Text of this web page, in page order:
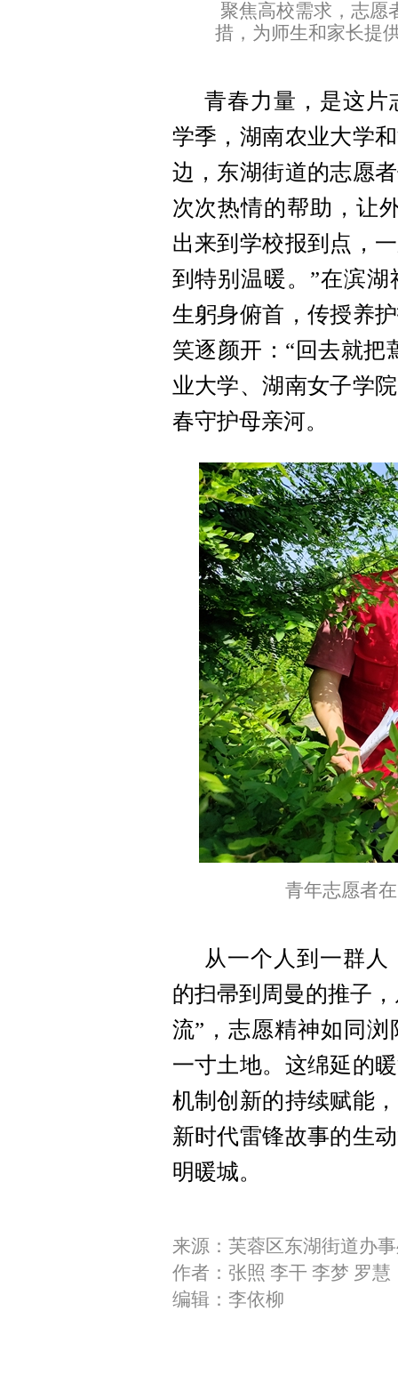
聚焦高校需求，志愿
措，为师生和家长提
青春力量，是这片
学季，湖南农业大学
边，东湖街道的志愿
次次热情的帮助，让
出来到学校报到点，
到特别温暖。”在滨
生躬身俯首，传授养
笑逐颜开：“回去就把
业大学、湖南女子学
春守护母亲河。
青年志愿者
从一个人到一群
的扫帚到周曼的推子
流”，志愿精神如同
一寸土地。这绵延的
机制创新的持续赋能
新时代雷锋故事的生
明暖城。
来源：芙蓉区东湖街道办
作者：张照 李干 李梦 罗慧
编辑：李依柳